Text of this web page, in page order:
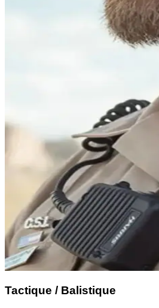
Tactique / Balistique